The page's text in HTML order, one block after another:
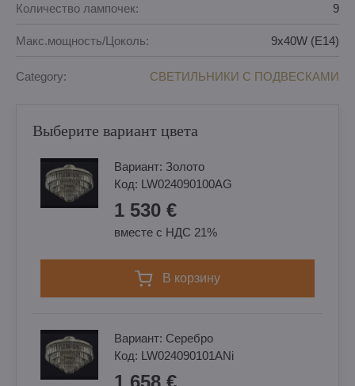
Количество лампочек: 9
Макс.мощность/Цоколь: 9x40W (E14)
Category: СВЕТИЛЬНИКИ С ПОДВЕСКАМИ
Выберите вариант цвета
Вариант: Золотo
Код: LW024090100AG
1 530 €
вместе с НДС 21%
в корзину
Вариант: Cеребро
Код: LW024090101ANi